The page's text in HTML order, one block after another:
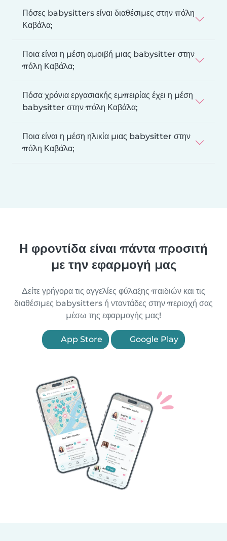
Πόσες babysitters είναι διαθέσιμες στην πόλη
Καβάλα;
Ποια είναι η μέση αμοιβή μιας babysitter στην
πόλη Καβάλα;
Πόσα χρόνια εργασιακής εμπειρίας έχει η μέση
babysitter στην πόλη Καβάλα;
Ποια είναι η μέση ηλικία μιας babysitter στην
πόλη Καβάλα;
Η φροντίδα είναι πάντα προσιτή
με την εφαρμογή μας
Δείτε γρήγορα τις αγγελίες φύλαξης παιδιών και τις
διαθέσιμες babysitters ή νταντάδες στην περιοχή σας
μέσω της εφαρμογής μας!
App Store Google Play